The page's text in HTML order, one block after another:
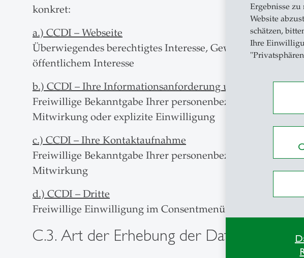
Ergebnisse zu
Website
schätzen,
Ihre
konkret:
a.) CCDI – Webseite
Überwiegendes berechtigtes Interesse, Gewährleistung
öffentlichem Interesse
b.) CCDI – Ihre Informationsanforderung und freiwilligen
Freiwillige Bekanntgabe Ihrer personenbezogenen
Mitwirkung oder explizite Einwilligung
c.) CCDI – Ihre Kontaktaufnahme
Freiwillige Bekanntgabe Ihrer personenbezogenen
Mitwirkung
d.) CCDI – Dritte
Freiwillige Einwilligung im Consentmenü dieses
C.3. Art der Erhebung der Daten